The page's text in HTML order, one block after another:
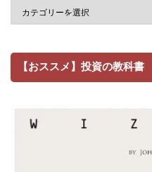
【おススメ】投資の教科書